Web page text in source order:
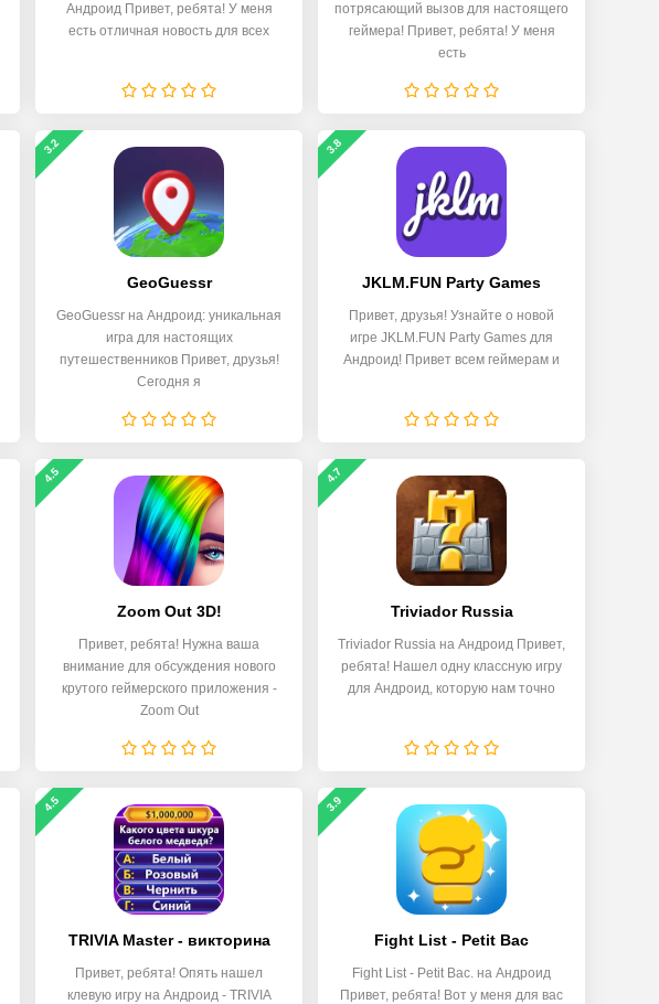
Андроид Привет, ребята! У меня
есть отличная новость для всех
потрясающий вызов для настоящего
геймера! Привет, ребята! У меня
есть
3.2
GeoGuessr
GeoGuessr на Андроид: уникальная
игра для настоящих
путешественников Привет, друзья!
Сегодня я
3.8
JKLM.FUN Party Games
Привет, друзья! Узнайте о новой
игре JKLM.FUN Party Games для
Андроид! Привет всем геймерам и
4.5
Zoom Out 3D!
Привет, ребята! Нужна ваша
внимание для обсуждения нового
крутого геймерского приложения -
Zoom Out
4.7
Triviador Russia
Triviador Russia на Андроид Привет,
ребята! Нашел одну классную игру
для Андроид, которую нам точно
4.5
TRIVIA Master - викторина
Привет, ребята! Опять нашел
клевую игру на Андроид - TRIVIA
3.9
Fight List - Petit Bac
Fight List - Petit Bac. на Андроид
Привет, ребята! Вот у меня для вас